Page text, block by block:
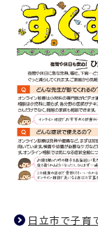
日立市で子育